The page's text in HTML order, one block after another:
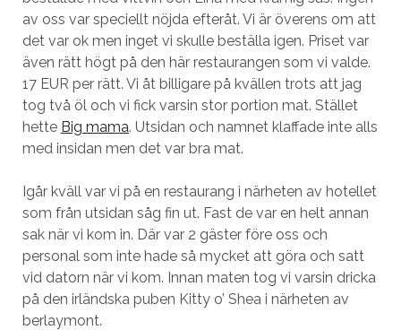
av oss var speciellt nöjda efteråt. Vi är överens om att
det var ok men inget vi skulle beställa igen. Priset var
även rätt högt på den här restaurangen som vi valde.
17 EUR per rätt. Vi åt billigare på kvällen trots att jag
tog två öl och vi fick varsin stor portion mat. Stället
hette Big mama. Utsidan och namnet klaffade inte alls
med insidan men det var bra mat.
Igår kväll var vi på en restaurang i närheten av hotellet
som från utsidan såg fin ut. Fast de var en helt annan
sak när vi kom in. Där var 2 gäster före oss och
personal som inte hade så mycket att göra och satt
vid datorn när vi kom. Innan maten tog vi varsin dricka
på den irländska puben Kitty o’ Shea i närheten av
berlaymont.